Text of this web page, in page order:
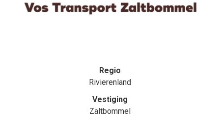
Regio
Rivierenland
Vestiging
Zaltbommel